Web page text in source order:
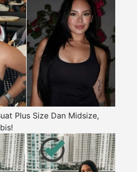
Plus Size Dan Midsize,